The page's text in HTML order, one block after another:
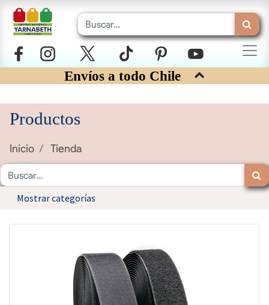
Envíos a todo Chile
Productos
Inicio Tienda
Mostrar categorías